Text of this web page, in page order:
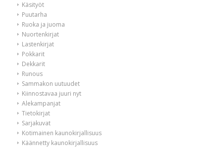
Käsityöt
Puutarha
Ruoka ja juoma
Nuortenkirjat
Lastenkirjat
Pokkarit
Dekkarit
Runous
Sammakon uutuudet
Kiinnostavaa juuri nyt
Alekampanjat
Tietokirjat
Sarjakuvat
Kotimainen kaunokirjallisuus
Käännetty kaunokirjallisuus